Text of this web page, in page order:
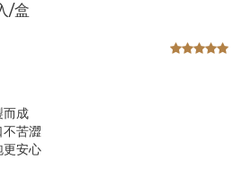
/盒
而成
苦澀
安心